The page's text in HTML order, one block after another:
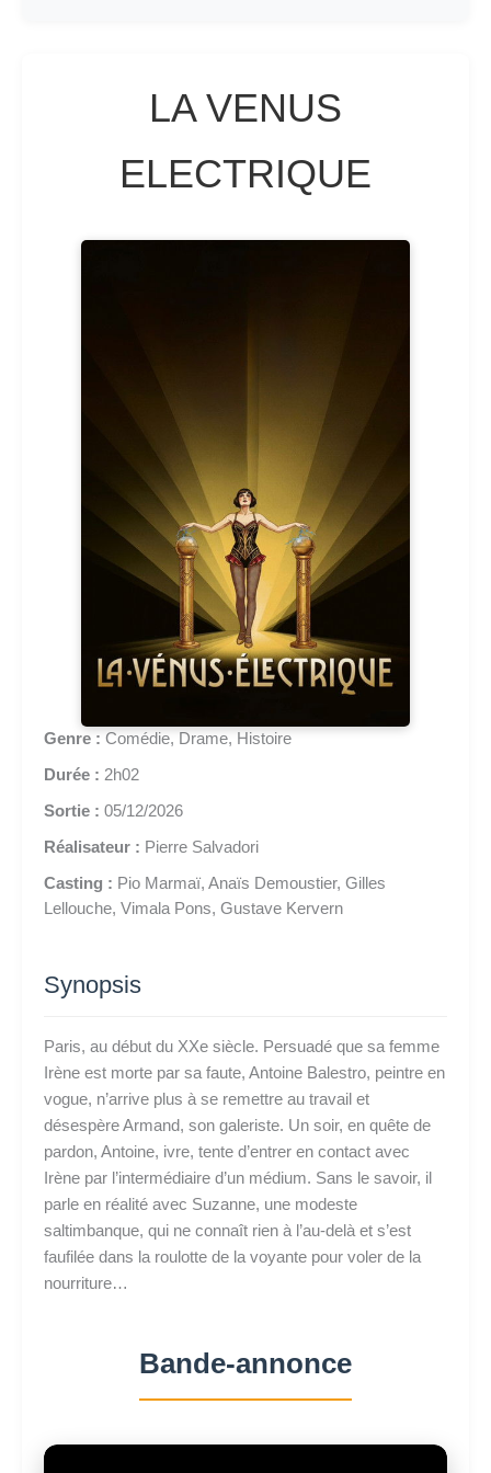
LA VENUS
ELECTRIQUE
Genre : Comédie, Drame, Histoire
Durée : 2h02
Sortie : 05/12/2026
Réalisateur : Pierre Salvadori
Casting : Pio Marmaï, Anaïs Demoustier, Gilles
Lellouche, Vimala Pons, Gustave Kervern
Synopsis
Paris, au début du XXe siècle. Persuadé que sa femme
Irène est morte par sa faute, Antoine Balestro, peintre en
vogue, n’arrive plus à se remettre au travail et
désespère Armand, son galeriste. Un soir, en quête de
pardon, Antoine, ivre, tente d’entrer en contact avec
Irène par l’intermédiaire d’un médium. Sans le savoir, il
parle en réalité avec Suzanne, une modeste
saltimbanque, qui ne connaît rien à l’au-delà et s’est
faufilée dans la roulotte de la voyante pour voler de la
nourriture…
Bande-annonce